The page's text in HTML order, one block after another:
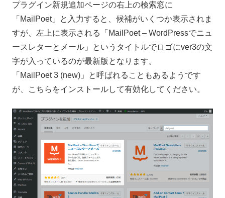
無料相談
プラグイン新規追加ページの右上の検索窓に
「MailPoet」と入力すると、候補がいくつか表示されま
すが、左上に表示される「MailPoet – WordPressでニュ
ースレターとメール」というタイトルでロゴにver3の文
字が入っているのが最新版となります。
「MailPoet 3 (new)」と呼ばれることもあるようです
が、こちらをインストールして有効化してください。